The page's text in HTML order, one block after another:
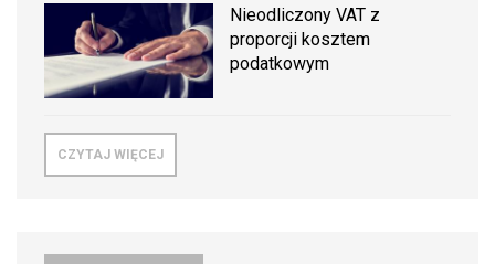
Nieodliczony VAT z
proporcji kosztem
podatkowym
CZYTAJ WIĘCEJ